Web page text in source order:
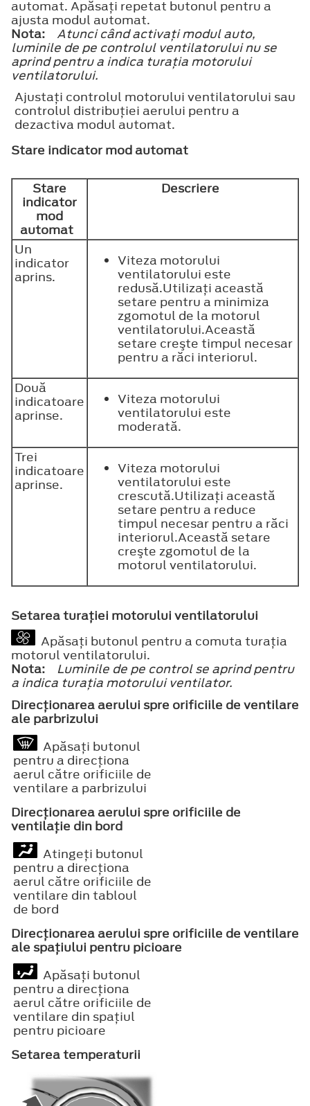
automat. Apăsaţi repetat butonul pentru a
ajusta modul automat.
Nota:
Atunci când activaţi modul auto,
luminile de pe controlul ventilatorului nu se
aprind pentru a indica turaţia motorului
ventilatorului.
Ajustaţi controlul motorului ventilatorului sau
controlul distribuţiei aerului pentru a
dezactiva modul automat.
Stare indicator mod automat
Stare
indicator
mod
automat
Descriere
Un
indicator
aprins.
Viteza motorului
ventilatorului este
redusă.Utilizaţi această
setare pentru a minimiza
zgomotul de la motorul
ventilatorului.Această
setare creşte timpul necesar
pentru a răci interiorul.
Două
indicatoare
aprinse.
Viteza motorului
ventilatorului este
moderată.
Trei
indicatoare
aprinse.
Viteza motorului
ventilatorului este
crescută.Utilizaţi această
setare pentru a reduce
timpul necesar pentru a răci
interiorul.Această setare
creşte zgomotul de la
motorul ventilatorului.
Setarea turaţiei motorului ventilatorului
Apăsaţi butonul pentru a comuta turaţia
motorul ventilatorului.
Nota:
Luminile de pe control se aprind pentru
a indica turaţia motorului ventilator.
Direcţionarea aerului spre orificiile de ventilare
ale parbrizului
Apăsaţi butonul
pentru a direcţiona
aerul către orificiile de
ventilare a parbrizului
Direcţionarea aerului spre orificiile de
ventilaţie din bord
Atingeţi butonul
pentru a direcţiona
aerul către orificiile de
ventilare din tabloul
de bord
Direcţionarea aerului spre orificiile de ventilare
ale spaţiului pentru picioare
Apăsaţi butonul
pentru a direcţiona
aerul către orificiile de
ventilare din spaţiul
pentru picioare
Setarea temperaturii